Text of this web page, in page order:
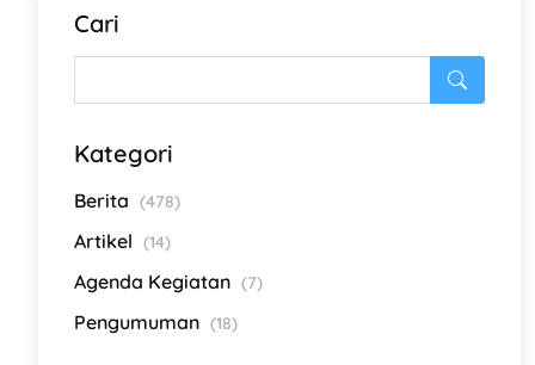
Cari
Kategori
Berita (478)
Artikel (14)
Agenda Kegiatan (7)
Pengumuman (18)